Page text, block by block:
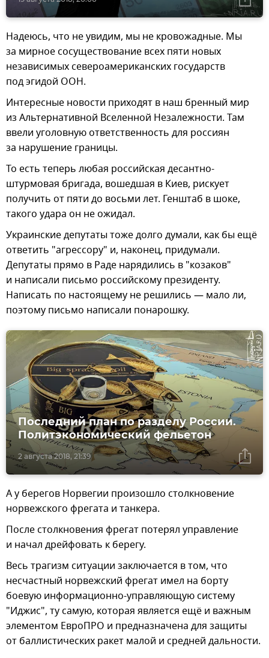
Надеюсь, что не увидим, мы не кровожадные. Мы
за мирное сосуществование всех пяти новых
независимых североамериканских государств
под эгидой ООН.
Интересные новости приходят в наш бренный мир
из Альтернативной Вселенной Незалежности. Там
ввели уголовную ответственность для россиян
за нарушение границы.
То есть теперь любая российская десантно-
штурмовая бригада, вошедшая в Киев, рискует
получить от пяти до восьми лет. Генштаб в шоке,
такого удара он не ожидал.
Украинские депутаты тоже долго думали, как бы ещё
ответить "агрессору" и, наконец, придумали.
Депутаты прямо в Раде нарядились в "козаков"
и написали письмо российскому президенту.
Написать по настоящему не решились — мало ли,
поэтому письмо написали понарошку.
2 августа 2018, 21:39
Последний план по разделу России.
Политэкономический фельетон
А у берегов Норвегии произошло столкновение
норвежского фрегата и танкера.
После столкновения фрегат потерял управление
и начал дрейфовать к берегу.
Весь трагизм ситуации заключается в том, что
несчастный норвежский фрегат имел на борту
боевую информационно-управляющую систему
"Иджис", ту самую, которая является ещё и важным
элементом ЕвроПРО и предназначена для защиты
от баллистических ракет малой и средней дальности.